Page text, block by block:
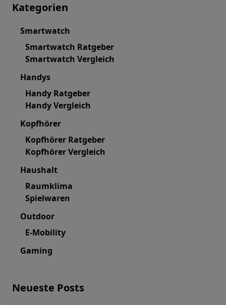
Kategorien
Smartwatch
Smartwatch Ratgeber
Smartwatch Vergleich
Handys
Handy Ratgeber
Handy Vergleich
Kopfhörer
Kopfhörer Ratgeber
Kopfhörer Vergleich
Haushalt
Raumklima
Spielwaren
Outdoor
E-Mobility
Gaming
Neueste Posts